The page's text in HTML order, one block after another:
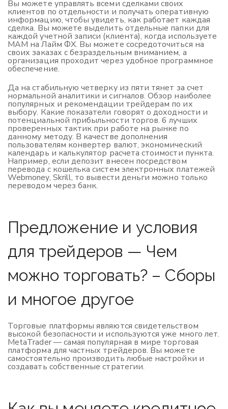
Вы можете управлять всеми сделками своих
клиентов по отдельности и получать оперативную
информацию, чтобы увидеть, как работает каждая
сделка. Вы можете выделить отдельные папки для
каждой учетной записи (клиента), когда используете
MAM на Лайм ФХ. Вы можете сосредоточиться на
своих заказах с безраздельным вниманием, а
организация проходит через удобное программное
обеспечение.
Да на стабильную четверку из пяти тянет за счет
нормальной аналитики и сигналов. Обзор наиболее
популярных и рекомендации трейдерам по их
выбору. Какие показатели говорят о доходности и
потенциальной прибыльности торгов. 6 лучших
проверенных тактик при работе на рынке по
данному методу. В качестве дополнения
пользователям конвертер валют, экономический
календарь и калькулятор расчета стоимости пункта.
Например, если депозит внесен посредством
перевода с кошелька систем электронных платежей
Webmoney, Skrill, то вывести деньги можно только
переводом через банк.
Предложение и условия
для трейдеров — Чем
можно торговать? – Сборы
и многое другое
Торговые платформы являются свидетельством
высокой безопасности и используются уже много лет.
MetaTrader — самая популярная в мире торговая
платформа для частных трейдеров. Вы можете
самостоятельно производить любые настройки и
создавать собственные стратегии.